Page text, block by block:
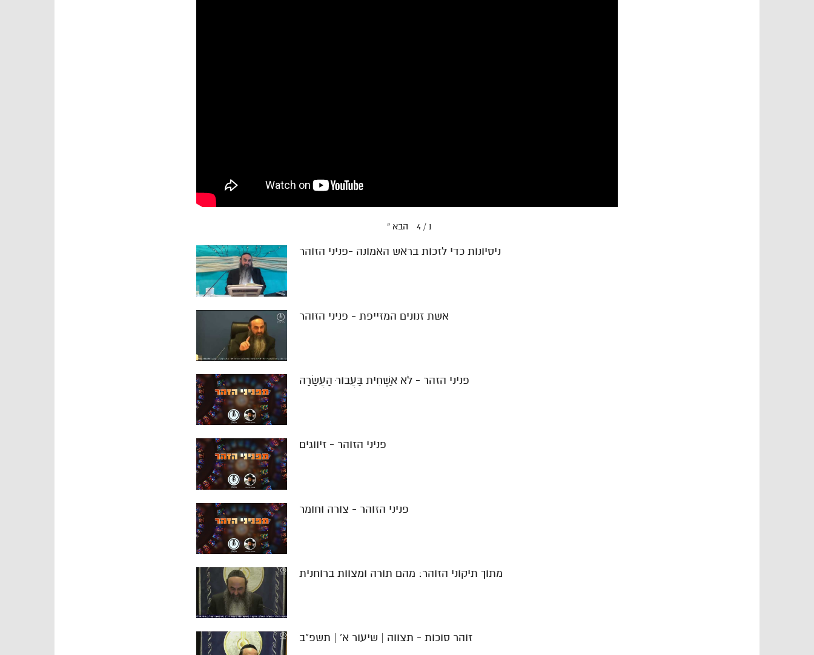
1
/
4 הבא »
ניסיונות כדי לזכות בראש האמונה -פניני הזוהר
אשת זנונים המזייפת - פניני הזוהר
פניני הזהר - לֹא אַשְׁחִית בַּעֲבורּ הָעֲשָׂרָה
פניני הזוהר - זיווגים
פניני הזוהר - צורה וחומר
מתוך תיקוני הזוהר: מהם תורה ומצוות ברוחנית
זוהר סוכות - תצווה | שיעור א' | תשפ"ב